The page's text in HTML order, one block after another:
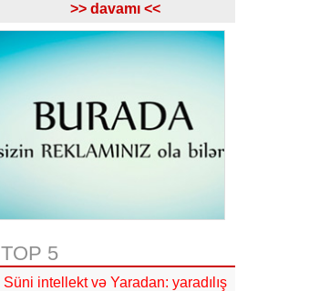
Rasim İldırımzadə, Zaur
Mirzəzadə və Qoşqar Məmmədovun
apellyasiya şikayəti üzrə məhkəmə
başlayıb
azərbaycanlı sürücülərin gömrükdə
saxlanılması məsələsini araşdırır
çırpılıb, ölən və xəsarət alanlar var -
FOTO
>> davamı <<
TOP 5
Süni intellekt və Yaradan: yaradılış